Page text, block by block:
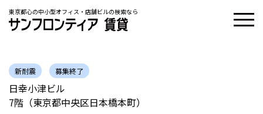
東京都心の中小型オフィス・店舗ビルの検索なら
新耐震 募集終了
日幸小津ビル
7階（東京都中央区日本橋本町）